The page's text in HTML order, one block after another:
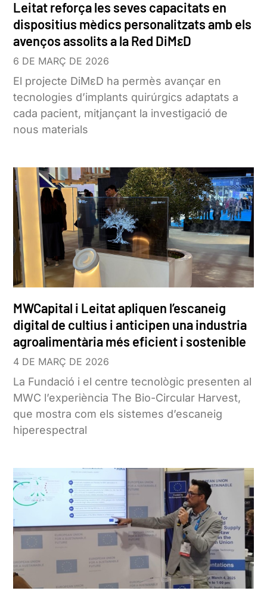
Leitat reforça les seves capacitats en
dispositius mèdics personalitzats amb els
avenços assolits a la Red DiMεD
6 DE MARÇ DE 2026
El projecte DiMεD ha permès avançar en
tecnologies d’implants quirúrgics adaptats a
cada pacient, mitjançant la investigació de
nous materials
MWCapital i Leitat apliquen l’escaneig
digital de cultius i anticipen una industria
agroalimentària més eficient i sostenible
4 DE MARÇ DE 2026
La Fundació i el centre tecnològic presenten al
MWC l’experiència The Bio-Circular Harvest,
que mostra com els sistemes d’escaneig
hiperespectral